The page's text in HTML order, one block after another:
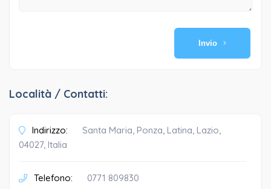
Invio
Località / Contatti:
Indirizzo:
Santa Maria, Ponza, Latina, Lazio,
04027, Italia
Telefono: 0771 809830